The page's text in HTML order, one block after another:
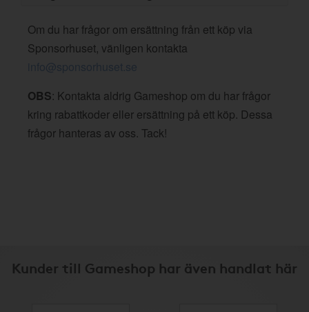
Om du har frågor om ersättning från ett köp via
Sponsorhuset, vänligen kontakta
info@sponsorhuset.se
OBS: Kontakta aldrig Gameshop om du har frågor
kring rabattkoder eller ersättning på ett köp. Dessa
frågor hanteras av oss. Tack!
Kunder till Gameshop har även handlat här